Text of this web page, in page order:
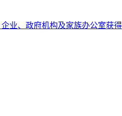
业、政府机构及家族办公室获